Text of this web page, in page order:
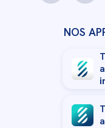
NOS